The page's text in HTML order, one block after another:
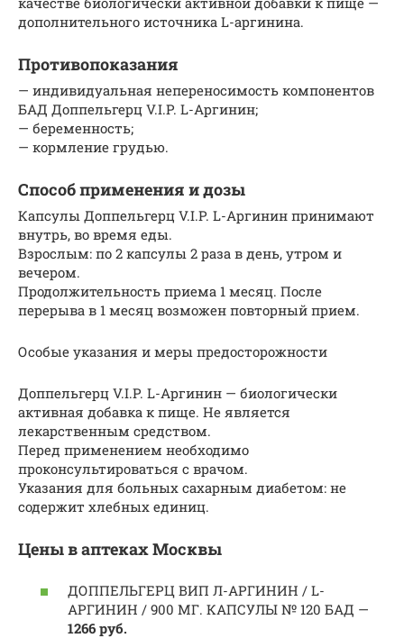
дополнительного источника L-аргинина.
Противопоказания
— индивидуальная непереносимость компонентов
БАД Доппельгерц V.I.P. L-Аргинин;
— беременность;
— кормление грудью.
Способ применения и дозы
Капсулы Доппельгерц V.I.P. L-Аргинин принимают
внутрь, во время еды.
Взрослым: по 2 капсулы 2 раза в день, утром и
вечером.
Продолжительность приема 1 месяц. После
перерыва в 1 месяц возможен повторный прием.
Особые указания и меры предосторожности
Доппельгерц V.I.P. L-Аргинин — биологически
активная добавка к пище. Не является
лекарственным средством.
Перед применением необходимо
проконсультироваться с врачом.
Указания для больных сахарным диабетом: не
содержит хлебных единиц.
Цены в аптеках Москвы
ДОППЕЛЬГЕРЦ ВИП Л-АРГИНИН / L-
АРГИНИН / 900 МГ. КАПСУЛЫ № 120 БАД —
1266 руб.